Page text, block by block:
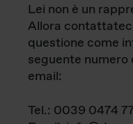
Lei non è un
Allora
questione come
seguente
email:
Tel.: 0039 0474